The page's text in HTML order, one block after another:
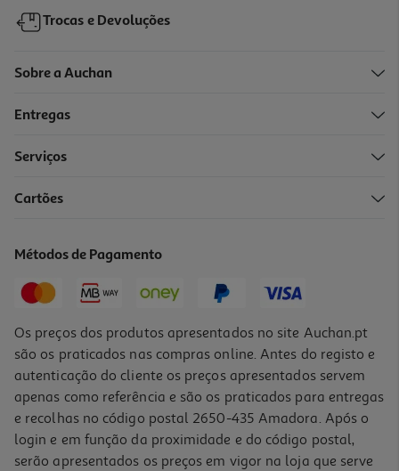
Trocas e Devoluções
Sobre a Auchan
Entregas
Serviços
Cartões
Métodos de Pagamento
Os preços dos produtos apresentados no site Auchan.pt
são os praticados nas compras online. Antes do registo e
autenticação do cliente os preços apresentados servem
apenas como referência e são os praticados para entregas
e recolhas no código postal 2650-435 Amadora. Após o
login e em função da proximidade e do código postal,
serão apresentados os preços em vigor na loja que serve